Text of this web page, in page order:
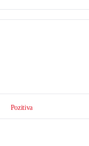
Pozitiva